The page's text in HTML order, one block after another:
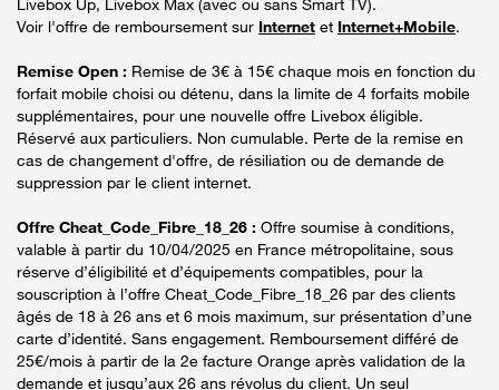
Voir l'offre de remboursement sur Internet et Internet+Mobile.
Remise Open : Remise de 3€ à 15€ chaque mois en fonction du
forfait mobile choisi ou détenu, dans la limite de 4 forfaits mobile
supplémentaires, pour une nouvelle offre Livebox éligible.
Réservé aux particuliers. Non cumulable. Perte de la remise en
cas de changement d'offre, de résiliation ou de demande de
suppression par le client internet.
Offre Cheat_Code_Fibre_18_26 : Offre soumise à conditions,
valable à partir du 10/04/2025 en France métropolitaine, sous
réserve d’éligibilité et d’équipements compatibles, pour la
souscription à l’offre Cheat_Code_Fibre_18_26 par des clients
âgés de 18 à 26 ans et 6 mois maximum, sur présentation d’une
carte d’identité. Sans engagement. Remboursement différé de
25€/mois à partir de la 2e facture Orange après validation de la
demande et jusqu’aux 26 ans révolus du client. Un seul